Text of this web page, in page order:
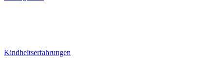
Kindheitserfahrungen